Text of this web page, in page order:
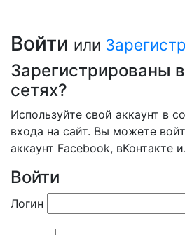
Войти или
Зарегистрированы
сетях?
Используйте свой аккаунт в
входа на сайт. Вы можете
аккаунт Facebook, вКонтакте
Войти
Логин